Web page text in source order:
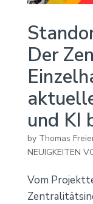
Der
und KI
by Thomas
NEUIGKEITEN
Vom